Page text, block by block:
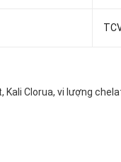
Clorua, vi lượng